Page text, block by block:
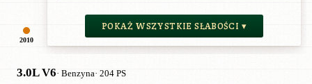
2010
POKAŻ WSZYSTKIE SŁABOŚCI ▾
3.0L V6· Benzyna· 204 PS